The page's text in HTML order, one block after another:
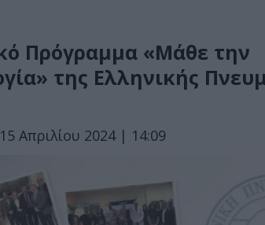
Πρόγραμμα «Μάθε την
της Ελληνικής
15 Απριλίου 2024 | 14:09